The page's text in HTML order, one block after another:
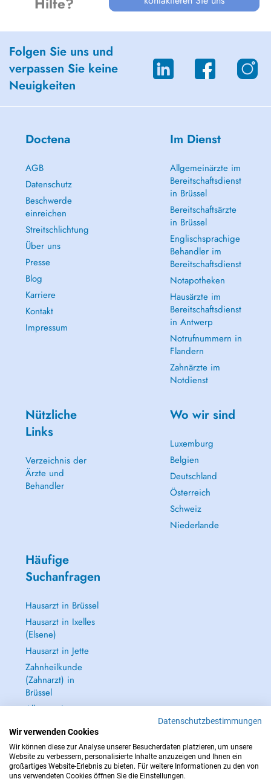
Folgen Sie uns und
verpassen Sie keine
Neuigkeiten
Doctena
AGB
Datenschutz
Beschwerde
einreichen
Streitschlichtung
Über uns
Presse
Blog
Karriere
Kontakt
Impressum
Im Dienst
Allgemeinärzte im
Bereitschaftsdienst
in Brüssel
Bereitschaftsärzte
in Brüssel
Englischsprachige
Behandler im
Bereitschaftsdienst
Notapotheken
Hausärzte im
Bereitschaftsdienst
in Antwerp
Notrufnummern in
Flandern
Zahnärzte im
Notdienst
Nützliche
Links
Verzeichnis der
Ärzte und
Behandler
Wo wir sind
Luxemburg
Belgien
Deutschland
Österreich
Schweiz
Niederlande
Häufige
Suchanfragen
Hausarzt in Brüssel
Hausarzt in Ixelles
(Elsene)
Hausarzt in Jette
Zahnheilkunde
(Zahnarzt) in
Brüssel
Alle anzeigen →
IM NOTFALL WENDEN SIE SICH AN : 112
Datenschutzbestimmungen
Wir verwenden Cookies
Wir können diese zur Analyse unserer Besucherdaten platzieren, um unsere
Website zu verbessern, personalisierte Inhalte anzuzeigen und Ihnen ein
großartiges Website-Erlebnis zu bieten. Für weitere Informationen zu den von
uns verwendeten Cookies öffnen Sie die Einstellungen.